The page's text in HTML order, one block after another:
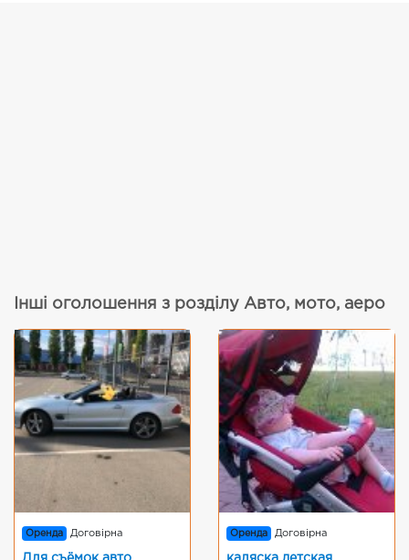
Інші оголошення з розділу Авто, мото, аеро
Оренда Договірна Оренда Договірна